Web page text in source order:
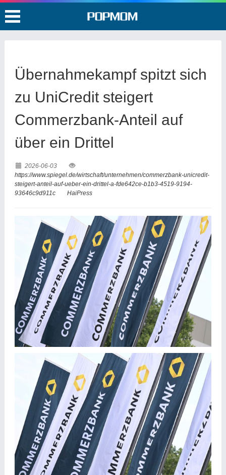
Übernahmekampf spitzt sich
zu UniCredit steigert
Commerzbank-Anteil auf
über ein Drittel
2026-06-03
https://www.spiegel.de/wirtschaft/unternehmen/commerzbank-unicredit-
steigert-anteil-auf-ueber-ein-drittel-a-fde642ce-b1b3-4519-9194-
93646c9d911c
HaiPress